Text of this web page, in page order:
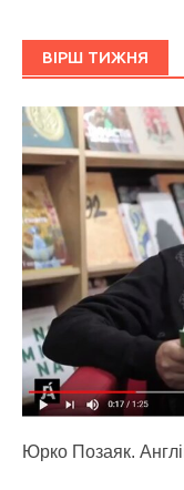
ВІРШ ТИЖНЯ
Юрко Позаяк.